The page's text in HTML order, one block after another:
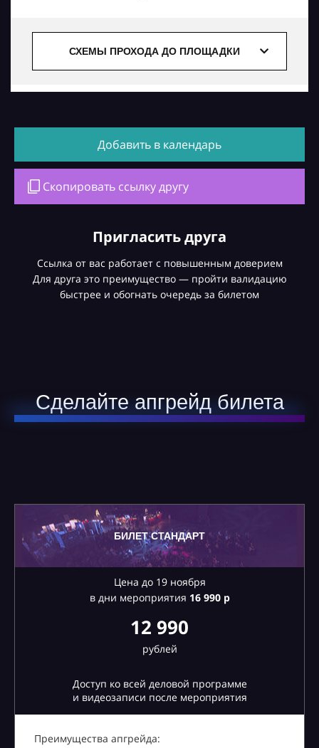
СХЕМЫ ПРОХОДА ДО ПЛОЩАДКИ
Добавить в календарь
Скопировать ссылку другу
Пригласить друга
Ссылка от вас работает с повышенным доверием
Для друга это преимущество — пройти валидацию
быстрее и обогнать очередь за билетом
Сделайте апгрейд билета
БИЛЕТ СТАНДАРТ
Цена до 19 ноября
в дни мероприятия 16990 р
12 990
рублей
Доступ ко всей деловой программе
и видеозаписи после мероприятия
Преимущества апгрейда: